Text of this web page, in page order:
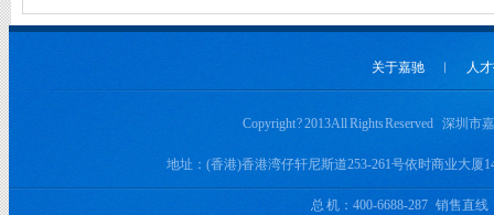
关于嘉驰 ︱ 人
Copyright ? 2013 All Rights Reserved 深圳
地址：(香港)香港湾仔轩尼斯道253-261号依时商业大
总 机：400-6688-287 销售直线